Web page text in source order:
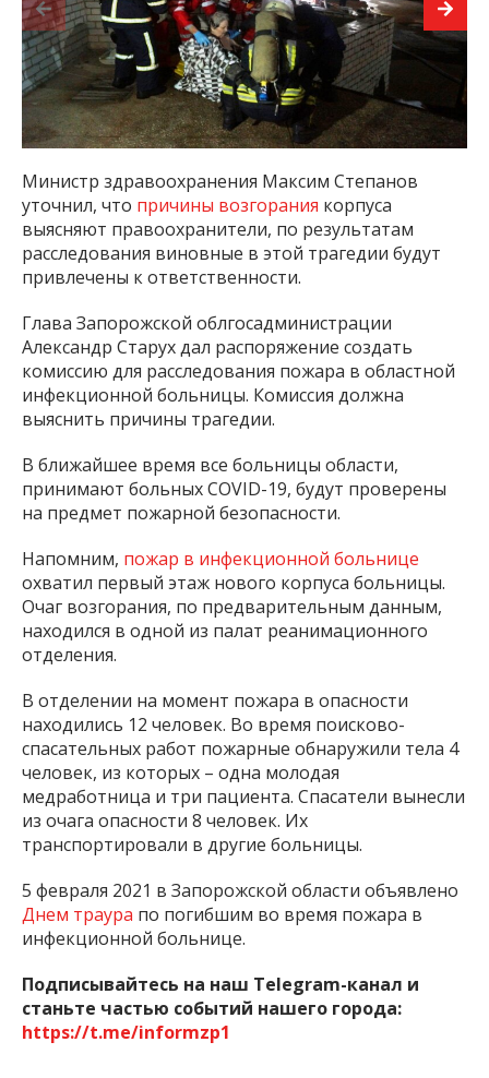
Министр здравоохранения Максим Степанов
уточнил, что причины возгорания корпуса
выясняют правоохранители, по результатам
расследования виновные в этой трагедии будут
привлечены к ответственности.
Глава Запорожской облгосадминистрации
Александр Старух дал распоряжение создать
комиссию для расследования пожара в областной
инфекционной больницы. Комиссия должна
выяснить причины трагедии.
В ближайшее время все больницы области,
принимают больных COVID-19, будут проверены
на предмет пожарной безопасности.
Напомним, пожар в инфекционной больнице
охватил первый этаж нового корпуса больницы.
Очаг возгорания, по предварительным данным,
находился в одной из палат реанимационного
отделения.
В отделении на момент пожара в опасности
находились 12 человек. Во время поисково-
спасательных работ пожарные обнаружили тела 4
человек, из которых – одна молодая
медработница и три пациента. Спасатели вынесли
из очага опасности 8 человек. Их
транспортировали в другие больницы.
5 февраля 2021 в Запорожской области объявлено
Днем траура по погибшим во время пожара в
инфекционной больнице.
Подписывайтесь на наш Telegram-канал и
станьте частью событий нашего города:
https://t.me/informzp1